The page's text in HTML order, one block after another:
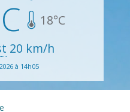
18°C
20 km/h
à 14h05